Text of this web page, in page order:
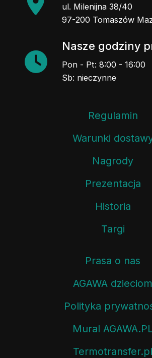
ul. Milenijna 38/40
97-200 Tomaszów
Nasze godziny
Pon - Pt: 8:00 - 16:00
Sb: nieczynne
Regulamin
Warunki
Nagrody
Prezentacja
Historia
Targi
Prasa o nas
AGAWA dzieciom
Polityka
Mural
Termotransfer.pl